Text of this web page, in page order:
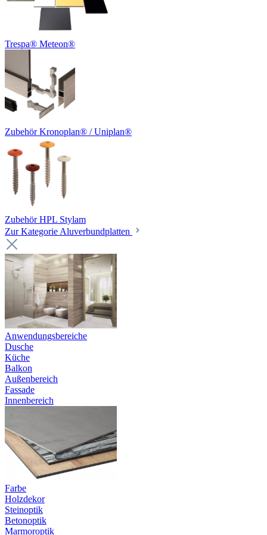
Trespa® Meteon®
Zubehör Kronoplan® / Uniplan®
Zubehör HPL Stylam
Zur Kategorie Aluverbundplatten
Anwendungsbereiche
Dusche
Küche
Balkon
Außenbereich
Fassade
Innenbereich
Farbe
Holzdekor
Steinoptik
Betonoptik
Marmoroptik